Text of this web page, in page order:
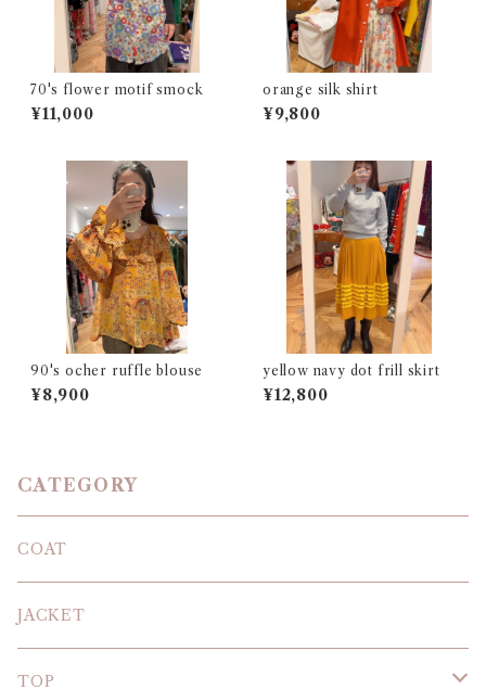
70's flower motif smock
¥11,000
orange silk shirt
¥9,800
90's ocher ruffle blouse
¥8,900
yellow navy dot frill skirt
¥12,800
CATEGORY
COAT
JACKET
TOP